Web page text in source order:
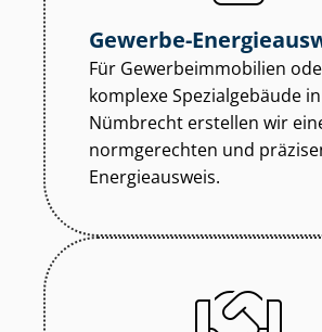
Gewerbe-
Für Ge­wer­be­im­mo­bi­li­en
komplexe Spezialgebäude in
Nümbrecht erstellen wir
normgerechten und
Energieausweis.